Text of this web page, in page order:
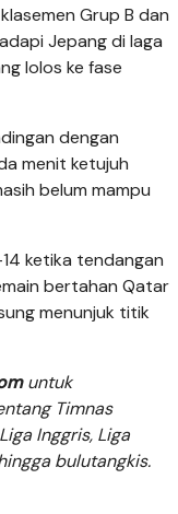
Grup B dan
Jepang di laga
lolos ke fase
dengan
menit ketujuh
belum mampu
ketika tendangan
bertahan Qatar
menunjuk titik
untuk
Timnas
Inggris, Liga
bulutangkis.